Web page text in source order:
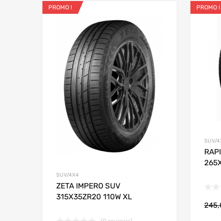
PROMO !
Add
SUV/4X4
ZETA IMPERO SUV
315X35ZR20 110W XL
PROMO !
SUV/